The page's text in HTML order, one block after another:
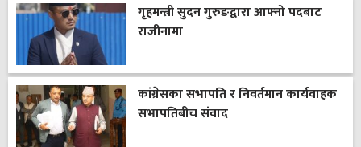
गृहमन्त्री सुदन गुरुङद्वारा आफ्नो पदबाट
राजीनामा
कांग्रेसका सभापति र निवर्तमान कार्यवाहक
सभापतिबीच संवाद